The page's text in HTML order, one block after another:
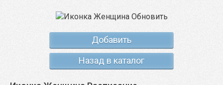
Добавить
Назад в каталог